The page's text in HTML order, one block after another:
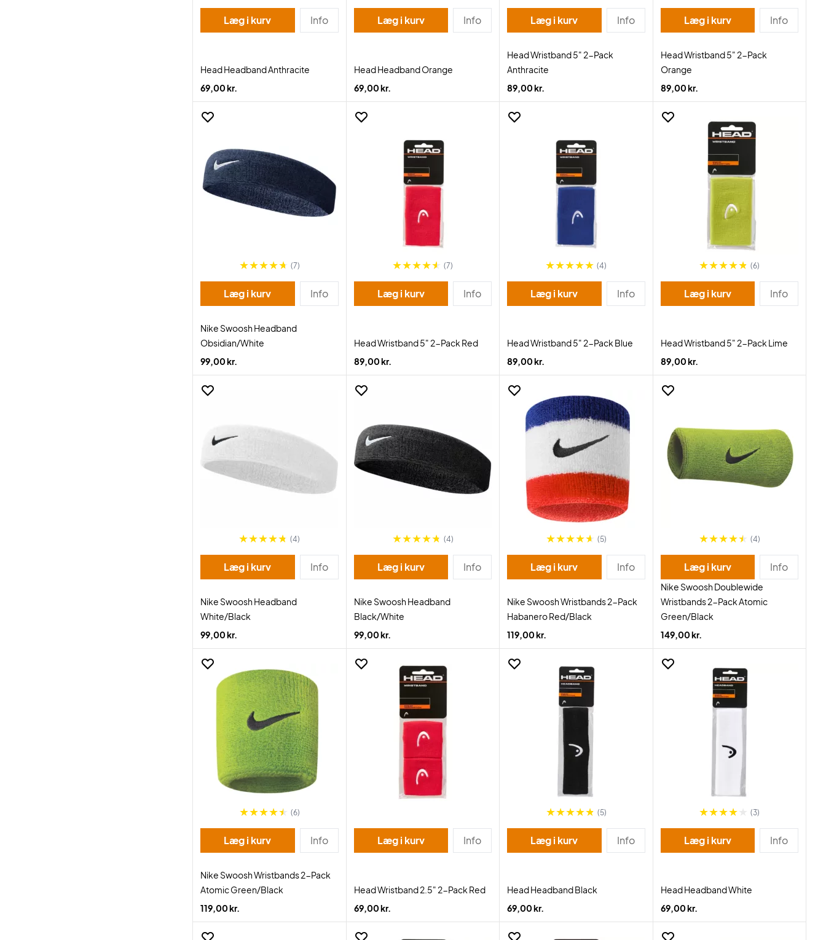
Læg i kurv Info
Head Headband Anthracite
69,00 kr.
Læg i kurv Info
Head Headband Orange
69,00 kr.
Læg i kurv Info
Head Wristband 5" 2-Pack
Anthracite
89,00 kr.
Læg i kurv Info
Head Wristband 5" 2-Pack
Orange
89,00 kr.
(7)
Læg i kurv Info
Nike Swoosh Headband
Obsidian/White
99,00 kr.
(7)
Læg i kurv Info
Head Wristband 5" 2-Pack Red
89,00 kr.
(4)
Læg i kurv Info
Head Wristband 5" 2-Pack Blue
89,00 kr.
(6)
Læg i kurv Info
Head Wristband 5" 2-Pack Lime
89,00 kr.
(4)
Læg i kurv Info
Nike Swoosh Headband
White/Black
99,00 kr.
(4)
Læg i kurv Info
Nike Swoosh Headband
Black/White
99,00 kr.
(5)
Læg i kurv Info
Nike Swoosh Wristbands 2-Pack
Habanero Red/Black
119,00 kr.
(4)
Læg i kurv Info
Nike Swoosh Doublewide
Wristbands 2-Pack Atomic
Green/Black
149,00 kr.
(6)
Læg i kurv Info
Nike Swoosh Wristbands 2-Pack
Atomic Green/Black
119,00 kr.
Læg i kurv Info
Head Wristband 2.5" 2-Pack Red
69,00 kr.
(5)
Læg i kurv Info
Head Headband Black
69,00 kr.
(3)
Læg i kurv Info
Head Headband White
69,00 kr.